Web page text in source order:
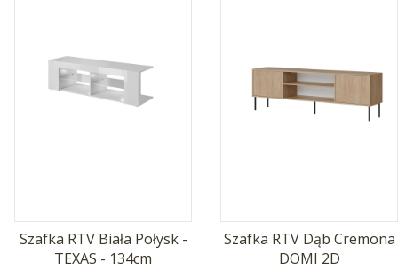
Szafka RTV Biała Połysk -
TEXAS - 134cm
Szafka RTV Dąb Cremona
DOMI 2D